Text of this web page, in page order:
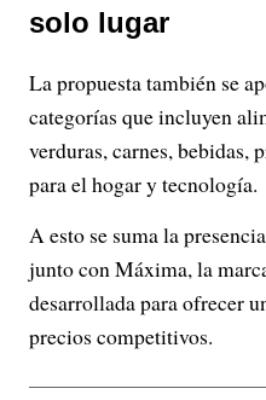
solo lugar
La propuesta también se
categorías que incluyen
verduras, carnes, bebidas,
para el hogar y tecnología.
A esto se suma la
junto con Máxima, la
desarrollada para ofrecer
precios competitivos.